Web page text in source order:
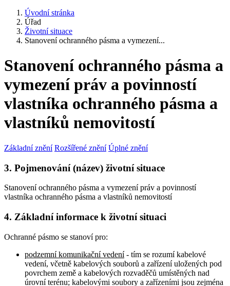
Úvodní stránka
Úřad
Životní situace
Stanovení ochranného pásma a vymezení...
Stanovení ochranného pásma a
vymezení práv a povinností
vlastníka ochranného pásma a
vlastníků nemovitostí
Základní znění Rozšířené znění Úplné znění
3. Pojmenování (název) životní situace
Stanovení ochranného pásma a vymezení práv a povinností
vlastníka ochranného pásma a vlastníků nemovitostí
4. Základní informace k životní situaci
Ochranné pásmo se stanoví pro:
podzemní komunikační vedení- tím se rozumí kabelové
vedení, včetně kabelových souborů a zařízení uložených pod
povrchem země a kabelových rozvaděčů umístěných nad
úrovní terénu; kabelovými soubory a zařízeními jsou zejména